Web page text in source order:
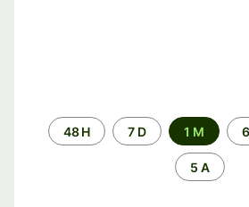
Periodo48 H 7 D 1 M
5 A